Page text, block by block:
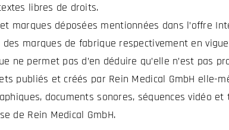
libres de droits.
marques déposées mentionnées dans l’offre
marques de fabrique respectivement en
ne permet pas d’en déduire qu’elle n’est pas
publiés et créés par Rein Medical GmbH elle-
documents sonores, séquences vidéo
de Rein Medical GmbH.